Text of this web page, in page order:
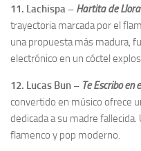
11. Lachispa – Hartita de
trayectoria marcada por el
una propuesta más madura,
electrónico en un cóctel
12. Lucas Bun – Te Escribo en
convertido en músico ofrece
dedicada a su madre
flamenco y pop moderno.